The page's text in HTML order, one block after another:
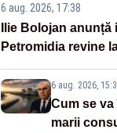
6 aug. 2026, 17:38
Ilie Bolojan
Petromidia revine
6 aug. 2026,
Cum se
marii